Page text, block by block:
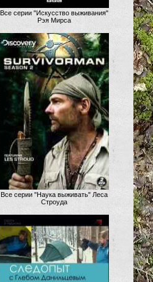
Все серии "Искусство выживания"
Рэя Мирса
Все серии "Наука выживать" Леса
Строуда